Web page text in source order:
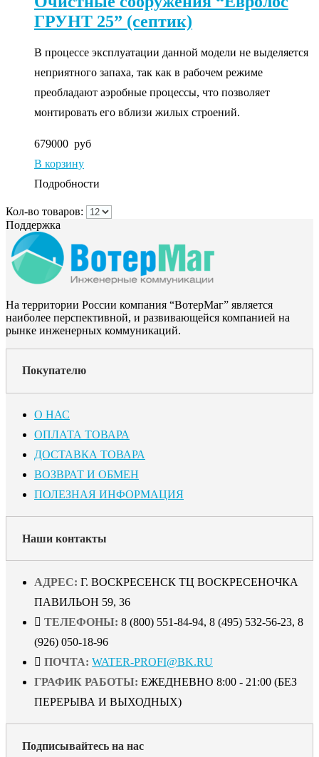
ГРУНТ 25” (септик)
В процессе эксплуатации данной модели не выделяется
неприятного запаха, так как в рабочем режиме
преобладают аэробные процессы, что позволяет
монтировать его вблизи жилых строений.
679000 руб
В корзину
Подробности
Кол-во товаров:
Поддержка
На территории России компания “ВотерМаг” является
наиболее перспективной, и развивающейся компанией на
рынке инженерных коммуникаций.
Покупателю
О НАС
ОПЛАТА ТОВАРА
ДОСТАВКА ТОВАРА
ВОЗВРАТ И ОБМЕН
ПОЛЕЗНАЯ ИНФОРМАЦИЯ
Наши контакты
АДРЕС: Г. ВОСКРЕСЕНСК ТЦ ВОСКРЕСЕНОЧКА
ПАВИЛЬОН 59, 36
ТЕЛЕФОНЫ: 8 (800) 551-84-94, 8 (495) 532-56-23, 8
(926) 050-18-96
ПОЧТА: WATER-PROFI@BK.RU
ГРАФИК РАБОТЫ: ЕЖЕДНЕВНО 8:00 - 21:00 (БЕЗ
ПЕРЕРЫВА И ВЫХОДНЫХ)
Подписывайтесь на нас